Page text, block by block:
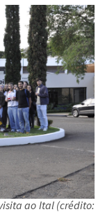
ao Ital (crédito: